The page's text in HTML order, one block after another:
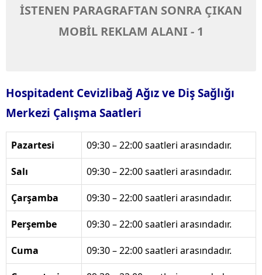
İSTENEN PARAGRAFTAN SONRA ÇIKAN
MOBİL REKLAM ALANI - 1
Hospitadent Cevizlibağ Ağız ve Diş Sağlığı
Merkezi Çalışma Saatleri
Pazartesi 09:30 – 22:00 saatleri arasındadır.
Salı 09:30 – 22:00 saatleri arasındadır.
Çarşamba 09:30 – 22:00 saatleri arasındadır.
Perşembe 09:30 – 22:00 saatleri arasındadır.
Cuma 09:30 – 22:00 saatleri arasındadır.